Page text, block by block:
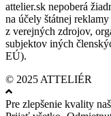
attelier.sk nepoberá
na účely štátnej
z verejných zdrojov,
subjektov iných
EÚ).
© 2025 ATTELIÉR
Pre zlepšenie kvality